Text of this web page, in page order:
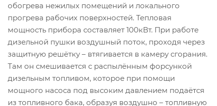
обогрева нежилых помещений и локального
прогрева рабочих поверхностей. Тепловая
мощность прибора составляет 100кВт. При работе
дизельной пушки воздушный поток, проходя через
защитную решётку – втягивается в камеру сгорания.
Там он смешивается с распылённым форсункой
дизельным топливом, которое при помощи
мощного насоса под высоким давлением подаётся
из топливного бака, образуя воздушно – топливную